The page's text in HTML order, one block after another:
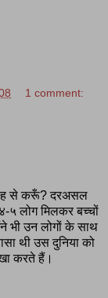
1 comment:
से करूँ? दरअसल
५ लोग मिलकर बच्चों
भी उन लोगों के साथ
थी उस दुनिया को
करते हैं।